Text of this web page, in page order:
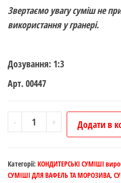
Звертаємо увагу суміш не
використання у гранері.
Дозування: 1:3
Арт. 00447
-
.АЙС
СОФТ
(м'яке
морозиво)
+ Додати в
Категорії: КОНДИТЕРСЬКІ СУМІШІ
СУМІШІ ДЛЯ ВАФЕЛЬ ТА МОРОЗИВА,